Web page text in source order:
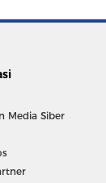
Media Siber